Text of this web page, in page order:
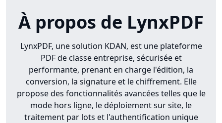
À propos de LynxPDF
LynxPDF, une solution KDAN, est une plateforme
PDF de classe entreprise, sécurisée et
performante, prenant en charge l'édition, la
conversion, la signature et le chiffrement. Elle
propose des fonctionnalités avancées telles que le
mode hors ligne, le déploiement sur site, le
traitement par lots et l'authentification unique